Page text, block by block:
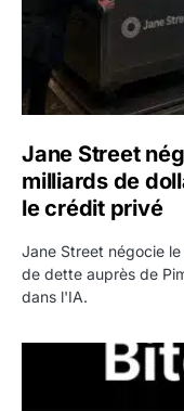
Jane Street
milliards de
le crédit privé
Jane Street négocie
de dette auprès de
dans l'IA.
Bitcoin stagne à